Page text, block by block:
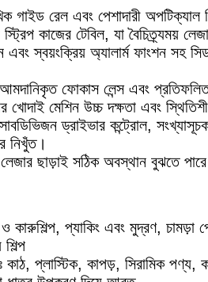
গাইড রেল এবং পেশাদারী
কাজের টেবিল, যা বৈচিত্র্যময়
এবং স্বয়ংক্রিয় অ্যালার্ম ফাংশন
ফোকাস লেন্স এবং
খোদাই মেশিন উচ্চ দক্ষতা এবং
ড্রাইভার কন্ট্রোল,
নিখুঁত।
লেজার ছাড়াই সঠিক অবস্থান বুঝতে
কারুশিল্প, প্যাকিং এবং মুদ্রণ,
প্লাস্টিক, কাপড়, সিরামিক পণ্য,